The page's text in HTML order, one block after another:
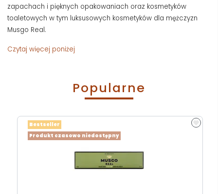
zapachach i pięknych opakowaniach oraz kosmetyków
toaletowych w tym luksusowych kosmetyków dla mężczyzn
Musgo Real.
Czytaj więcej poniżej
Popularne
Produkt czasowo niedostępny
Bestseller